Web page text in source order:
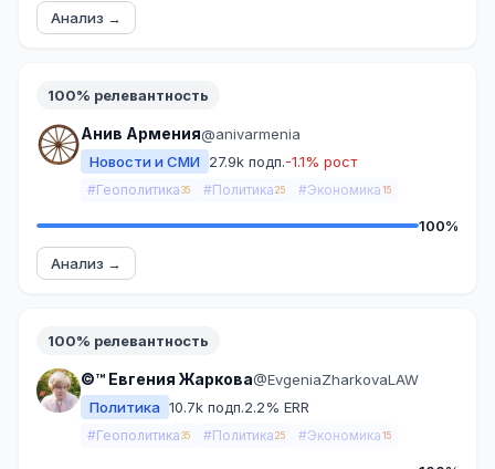
Анализ →
100% релевантность
Анив Армения@anivarmenia
Новости и СМИ
27.9k подп.-1.1% рост
#Геополитика 35 #Политика 25 #Экономика 15
100%
Анализ →
100% релевантность
©™ Евгения Жаркова@EvgeniaZharkovaLAW
Политика 10.7k подп.2.2% ERR
#Геополитика 35 #Политика 25 #Экономика 15